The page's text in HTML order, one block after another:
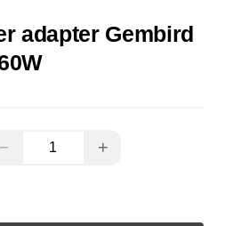
adapter Gembird
− +